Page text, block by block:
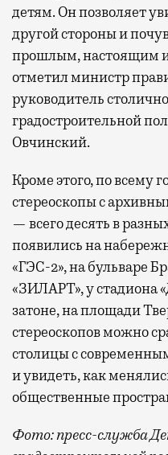
детям. Он позволяет
другой стороны и
прошлым, настоящим
отметил министр
руководитель
градостроительной
Овчинский.
Кроме этого, по всему
стереоскопы с
— всего десять в
появились на
«ГЭС-2», на бульваре
«ЗИЛАРТ», у стадиона
затоне, на площади
стереоскопов можно
столицы с
и увидеть, как
общественные
Фото: пресс-служба